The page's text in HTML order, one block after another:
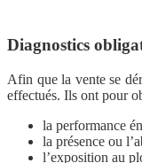
Diagnostics
Afin que la vente se
effectués. Ils ont pour
la performance
la présence ou
l’exposition au